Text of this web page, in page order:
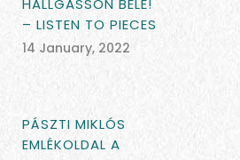
HALLGASSON BELE!
– LISTEN TO PIECES
14 January, 2022
PÁSZTI MIKLÓS
EMLÉKOLDAL A